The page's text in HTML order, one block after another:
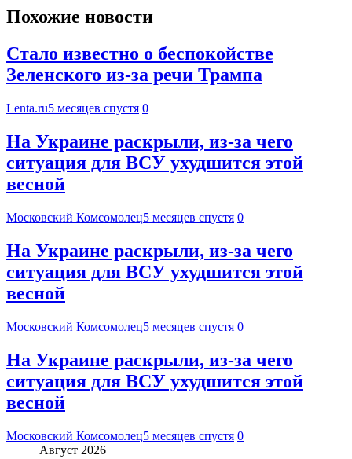
Похожие новости
Стало известно о беспокойстве
Зеленского из-за речи Трампа
Lenta.ru5 месяцев спустя 0
На Украине раскрыли, из-за чего
ситуация для ВСУ ухудшится этой
весной
Московский Комсомолец5 месяцев спустя 0
На Украине раскрыли, из-за чего
ситуация для ВСУ ухудшится этой
весной
Московский Комсомолец5 месяцев спустя 0
На Украине раскрыли, из-за чего
ситуация для ВСУ ухудшится этой
весной
Московский Комсомолец5 месяцев спустя 0
Август 2026